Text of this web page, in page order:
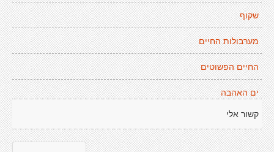
שקוף
מערבולות החיים
החיים הפשוטים
ים האהבה
קשור אלי